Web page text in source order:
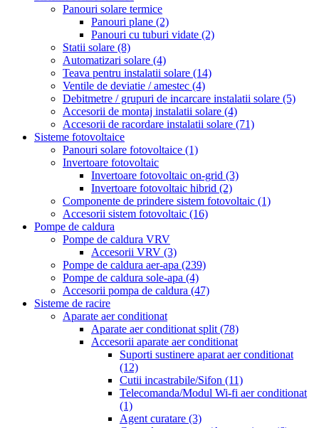
Panouri solare termice
Panouri plane (2)
Panouri cu tuburi vidate (2)
Statii solare (8)
Automatizari solare (4)
Teava pentru instalatii solare (14)
Ventile de deviatie / amestec (4)
Debitmetre / grupuri de incarcare instalatii solare (5)
Accesorii de montaj instalatii solare (4)
Accesorii de racordare instalatii solare (71)
Sisteme fotovoltaice
Panouri solare fotovoltaice (1)
Invertoare fotovoltaic
Invertoare fotovoltaic on-grid (3)
Invertoare fotovoltaic hibrid (2)
Componente de prindere sistem fotovoltaic (1)
Accesorii sistem fotovoltaic (16)
Pompe de caldura
Pompe de caldura VRV
Accesorii VRV (3)
Pompe de caldura aer-apa (239)
Pompe de caldura sole-apa (4)
Accesorii pompa de caldura (47)
Sisteme de racire
Aparate aer conditionat
Aparate aer conditionat split (78)
Accesorii aparate aer conditionat
Suporti sustinere aparat aer conditionat
(12)
Cutii incastrabile/Sifon (11)
Telecomanda/Modul Wi-fi aer conditionat
(1)
Agent curatare (3)